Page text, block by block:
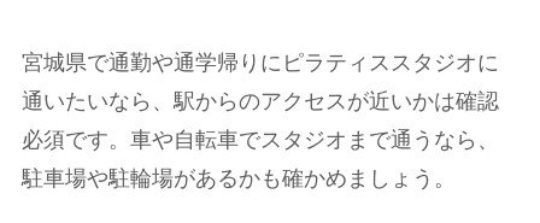
宮城県で通勤や通学帰りにピラティススタジオに
通いたいなら、駅からのアクセスが近いかは確認
必須です。車や自転車でスタジオまで通うなら、
駐車場や駐輪場があるかも確かめましょう。